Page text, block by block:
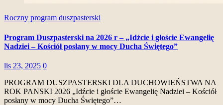
Roczny program duszpasterski
Program Duszpasterski na 2026 r – „Idźcie i głoście Ewangelię
Nadziei – Kościół posłany w mocy Ducha Świętego”
lis 23, 2025 0
PROGRAM DUSZPASTERSKI DLA DUCHOWIEŃSTWA NA
ROK PANSKI 2026 „Idźcie i głoście Ewangelię Nadziei – Kościół
posłany w mocy Ducha Świętego”…